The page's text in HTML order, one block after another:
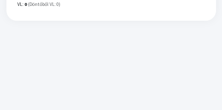
VL: 0 (Döntőből VL: 0)